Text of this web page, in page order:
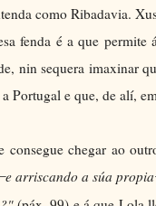
como Ribadavia.
fenda é a que permite
nin sequera imaxinar
Portugal e que, de alí,
consegue chegar ao
̶e arriscando a súa